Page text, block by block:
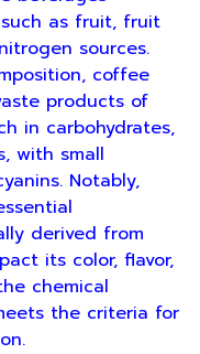
as fruit, fruit
sources.
coffee
products of
in carbohydrates,
with small
Notably,
derived from
its color, flavor,
chemical
the criteria for